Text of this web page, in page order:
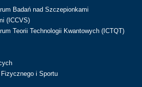
Badań nad Szczepionkami
(ICCVS)
Teorii Technologii Kwantowych (ICTQT)
i Sportu